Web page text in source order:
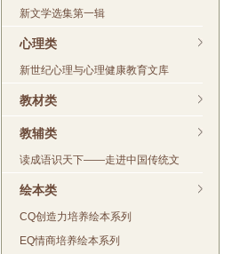
新文学选集第一辑
心理类
新世纪心理与心理健康教育文库
教材类
教辅类
读成语识天下——走进中国传统文
绘本类
CQ创造力培养绘本系列
EQ情商培养绘本系列